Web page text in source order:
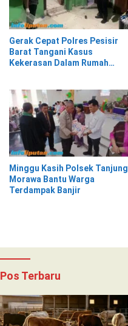
Gerak Cepat Polres Pesisir
Barat Tangani Kasus
Kekerasan Dalam Rumah
Minggu Kasih Polsek Tanjung
Morawa Bantu Warga
Terdampak Banjir
Pos Terbaru